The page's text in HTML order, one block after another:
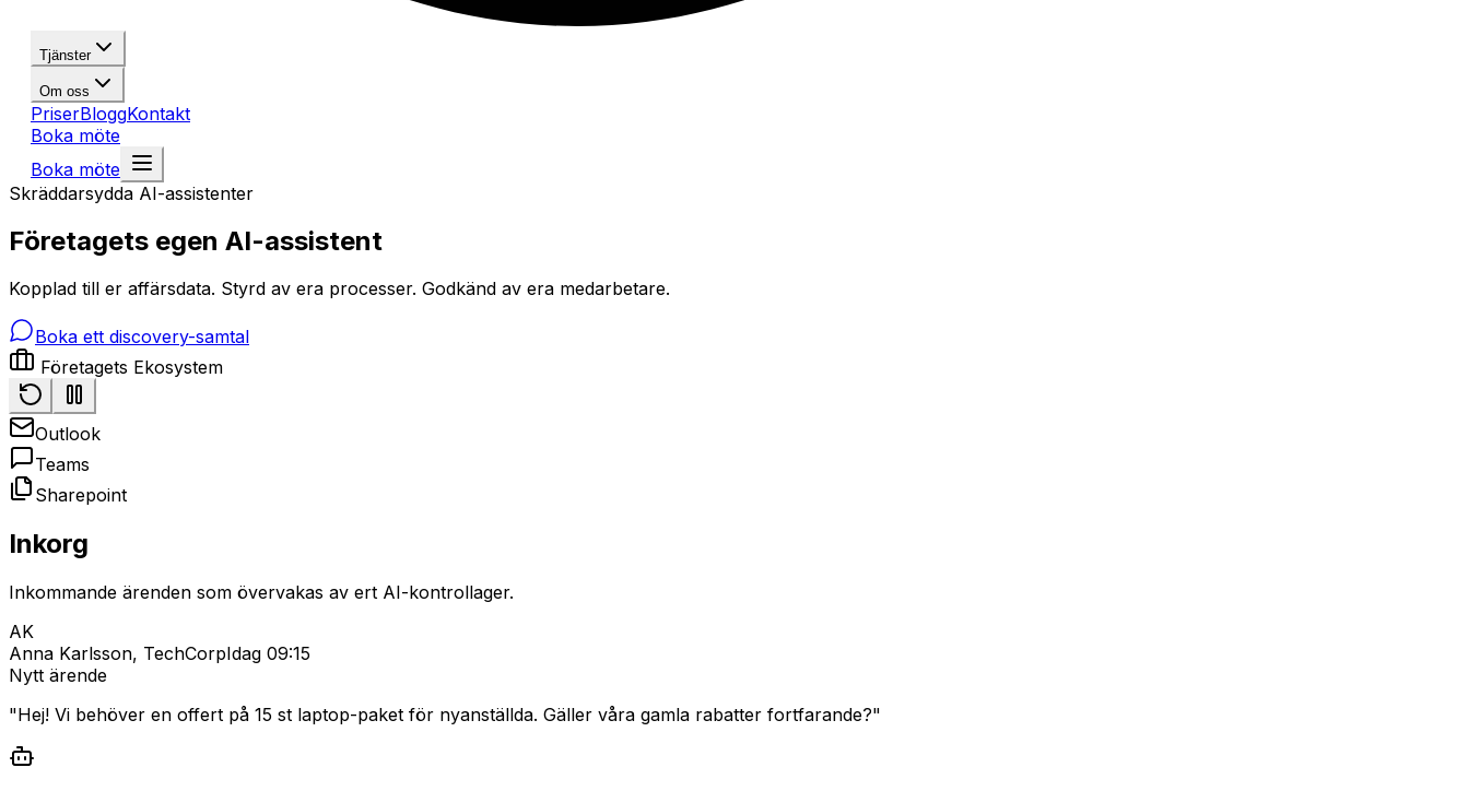
Tjänster
Om oss
PriserBloggKontakt
Boka möte
Boka möte
Skräddarsydda AI-assistenter
Företagets egen AI-assistent
Kopplad till er affärsdata. Styrd av era processer. Godkänd av era medarbetare.
Boka ett discovery-samtal
Företagets Ekosystem
Outlook
Teams
Sharepoint
Inkorg
Inkommande ärenden som övervakas av ert AI-kontrollager.
AK
Anna Karlsson, TechCorpIdag 09:15
Nytt ärende
"Hej! Vi behöver en offert på 15 st laptop-paket för nyanställda. Gäller våra gamla rabatter fortfarande?"